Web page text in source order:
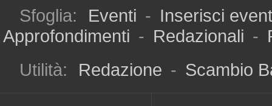
Sfoglia: Eventi - Inserisci
Approfondimenti - Redazionali -
Utilità:
Redazione - Scambio